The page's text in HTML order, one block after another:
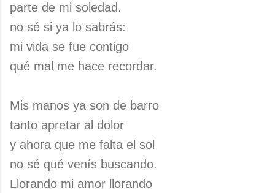
parte de mi soledad.
no sé si ya lo sabrás:
mi vida se fue contigo
qué mal me hace recordar.
Mis manos ya son de barro
tanto apretar al dolor
y ahora que me falta el sol
no sé qué venís buscando.
Llorando mi amor llorando